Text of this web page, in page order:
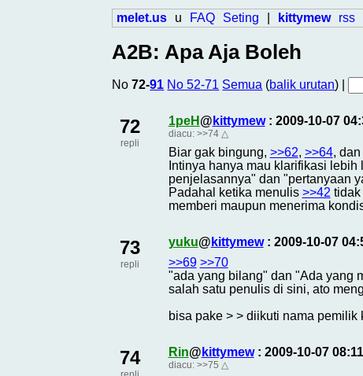
melet.us u FAQ Seting kittymew rss
A2B: Apa Aja Boleh
No72-91 No 52-71 Semua (balik urutan) |
72
repli
1peH @ kittymew: 2009-10-07
diacu: >>74 △
Biar gak bingung, >>62, >>64, dan
Intinya hanya mau klarifikasi
penjelasannya" dan "pertanyaan
Padahal ketika menulis >>42 tidak
memberi maupun menerima
73
repli
yuku@ kittymew: 2009-10-07
>>69 >>70
"ada yang bilang" dan "Ada yang
salah satu penulis di sini, ato
bisa pake > > diikuti nama pemilik
74 Rin@ kittymew: 2009-10-07
diacu: >>75 △